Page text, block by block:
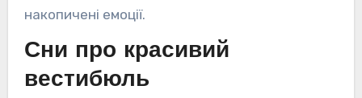
накопичені емоції.
Сни про красивий
вестибюль